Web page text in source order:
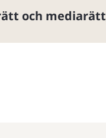
och mediarätt